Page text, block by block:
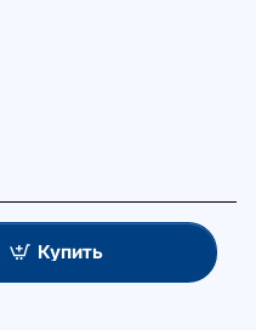
Купить